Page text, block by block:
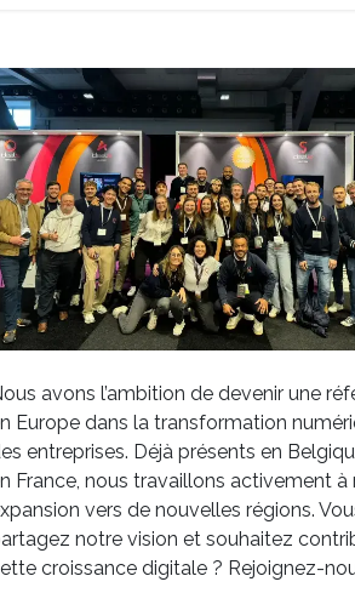
avons l’ambition de devenir une
Europe dans la transformation
entreprises. Déjà présents en
France, nous travaillons activement à
vers de nouvelles régions.
notre vision et souhaitez
croissance digitale ? Rejoignez-